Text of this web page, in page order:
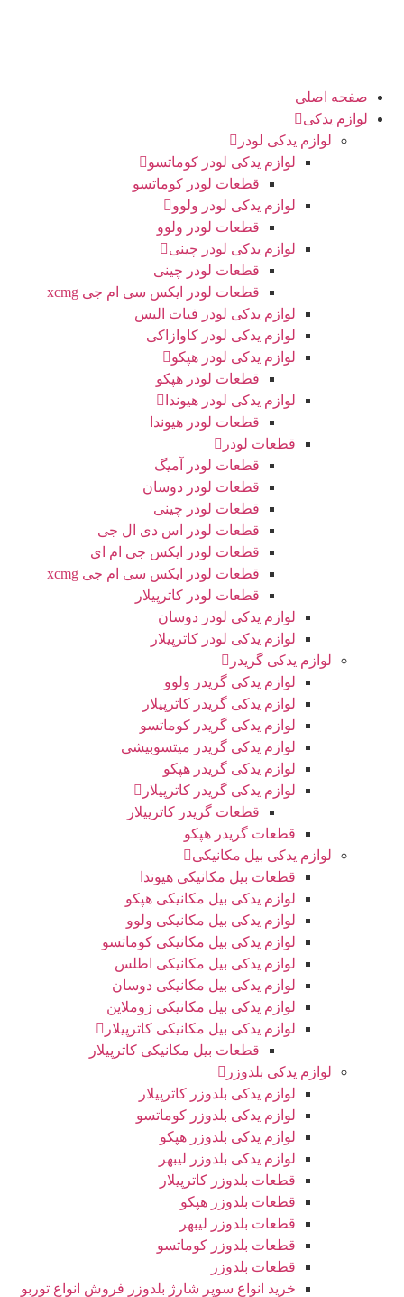
اصلی
یدکی
لوازم یدکی لودر
لوازم یدکی لودر کوماتسو
قطعات لودر کوماتسو
لوازم یدکی لودر ولوو
قطعات لودر ولوو
لوازم یدکی لودر چینی
قطعات لودر چینی
قطعات لودر ایکس سی ام جی xcmg
لوازم یدکی لودر فیات الیس
لوازم یدکی لودر کاوازاکی
لوازم یدکی لودر هپکو
قطعات لودر هپکو
لوازم یدکی لودر هیوندا
قطعات لودر هیوندا
قطعات لودر
قطعات لودر آمیگ
قطعات لودر دوسان
قطعات لودر چینی
قطعات لودر اس دی ال جی
قطعات لودر ایکس جی ام ای
قطعات لودر ایکس سی ام جی xcmg
قطعات لودر کاترپیلار
لوازم یدکی لودر دوسان
لوازم یدکی لودر کاترپیلار
لوازم یدکی گریدر
لوازم یدکی گریدر ولوو
لوازم یدکی گریدر کاترپیلار
لوازم یدکی گریدر کوماتسو
لوازم یدکی گریدر میتسوبیشی
لوازم یدکی گریدر هپکو
لوازم یدکی گریدر کاترپیلار
قطعات گریدر کاترپیلار
قطعات گریدر هپکو
لوازم یدکی بیل مکانیکی
قطعات بیل مکانیکی هیوندا
لوازم یدکی بیل مکانیکی هپکو
لوازم یدکی بیل مکانیکی ولوو
لوازم یدکی بیل مکانیکی کوماتسو
لوازم یدکی بیل مکانیکی اطلس
لوازم یدکی بیل مکانیکی دوسان
لوازم یدکی بیل مکانیکی زوملاین
لوازم یدکی بیل مکانیکی کاترپیلار
قطعات بیل مکانیکی کاترپیلار
لوازم یدکی بلدوزر
لوازم یدکی بلدوزر کاترپیلار
لوازم یدکی بلدوزر کوماتسو
لوازم یدکی بلدوزر هپکو
لوازم یدکی بلدوزر لیبهر
قطعات بلدوزر کاترپیلار
قطعات بلدوزر هپکو
قطعات بلدوزر لیبهر
قطعات بلدوزر کوماتسو
قطعات بلدوزر
خرید انواع سوپر شارژ بلدوزر فروش انواع توربو